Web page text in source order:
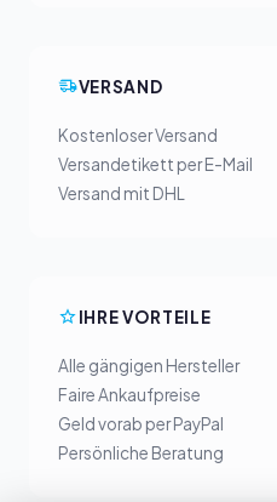
VERSAND
Kostenloser Versand
Versandetikett per E-Mail
Versand mit DHL
IHRE VORTEILE
Alle gängigen Hersteller
Faire Ankaufpreise
Geld vorab per PayPal
Persönliche Beratung